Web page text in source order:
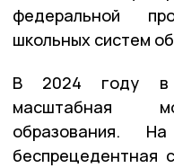
федеральной
школьных систем
В 2024 году в
масштабная
образования.